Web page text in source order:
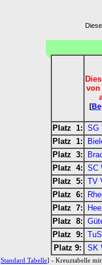
von
[
Platz 1: SG
Platz 1:
Platz 3:
Platz 4: SC
Platz 5: TV
Platz 6:
Platz 7:
Platz 8:
Platz 9:
Platz 9:
SK
Standard Tabelle ] - Kreuztabelle mit [